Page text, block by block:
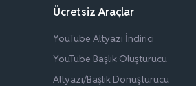
Ücretsiz Araçlar
YouTube Altyazı İndirici
YouTube Başlık Oluşturucu
Altyazı/Başlık Dönüştürücü